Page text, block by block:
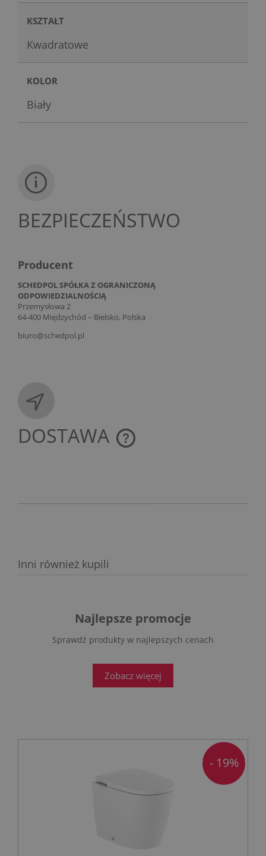
KSZTAŁT
Kwadratowe
KOLOR
Biały
BEZPIECZEŃSTWO
Producent
SCHEDPOL SPÓŁKA Z OGRANICZONĄ
ODPOWIEDZIALNOŚCIĄ
Przemysłowa 2
64-400 Międzychód – Bielsko, Polska
biuro@schedpol.pl
DOSTAWA
CENA NIE ZAWIERA EWENTUALNYCH KOSZTÓW
Inni również kupili
Najlepsze promocje
Sprawdź produkty w najlepszych cenach
Zobacz więcej
- 19%